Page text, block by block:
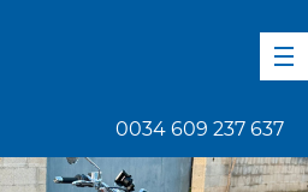
0034 609 237 637